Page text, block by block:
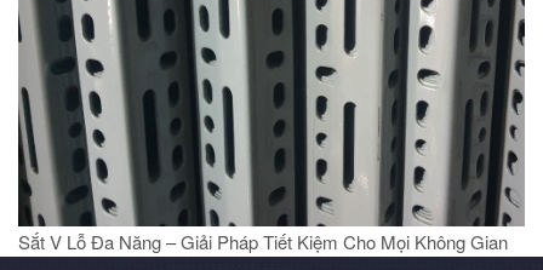
Sắt V Lỗ Đa Năng – Giải Pháp Tiết Kiệm Cho Mọi Không Gian